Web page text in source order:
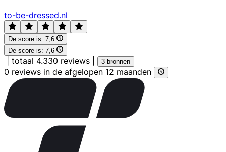
to-be-dressed.nl
De score is: 7,6
De score is: 7,6
totaal 4.330 reviews 3 bronnen
0 reviews in de afgelopen 12 maanden